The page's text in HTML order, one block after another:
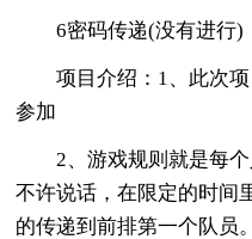
6密码传递(没有进行)
项目介绍：1、此次项
参加
2、游戏规则就是每个
不许说话，在限定的时间
的传递到前排第一个队员